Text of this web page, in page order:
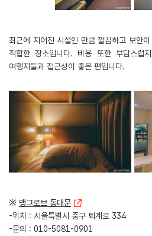
최근에 지어진 시설인 만큼 깔끔하고 보안
적합한 장소입니다. 비용 또한 부담스럽
여행지들과 접근성이 좋은 편입니다.
※ 맹그로브 동대문
-위치 : 서울특별시 중구 퇴계로 334
-문의 : 010-5081-0901